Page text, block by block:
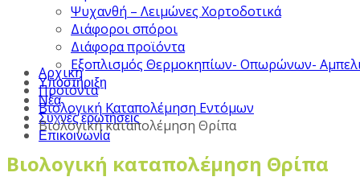
Ψυχανθή – Λειμώνες Χορτοδοτικά
Διάφοροι σπόροι
Διάφορα προϊόντα
Εξοπλισμός Θερμοκηπίων- Οπωρώνων-
Υποστήριξη
Νέα
Συχνές ερωτήσεις
Επικοινωνία
Αρχική
Προϊόντα
Βιολογική Καταπολέμηση Εντόμων
Βιολογική καταπολέμηση Θρίπα
Βιολογική καταπολέμηση Θρίπα